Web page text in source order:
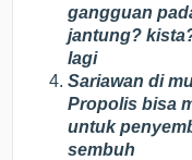
gangguan
jantung?
lagi
Sariawan di
Propolis bisa
untuk
sembuh